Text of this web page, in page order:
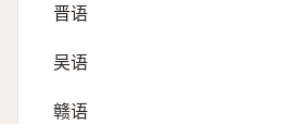
晋语
吴语
赣语